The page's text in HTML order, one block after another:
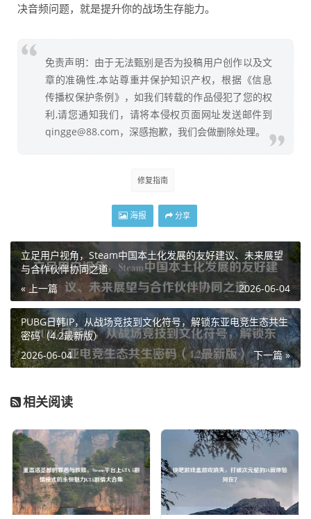
决音频问题，就是提升你的战场生存能力。
免责声明：由于无法甄别是否为投稿用户创作以及文
章的准确性,本站尊重并保护知识产权，根据《信息
传播权保护条例》，如我们转载的作品侵犯了您的权
利,请您通知我们，请将本侵权页面网址发送邮件到
qingge@88.com，深感抱歉，我们会做删除处理。
修复指南
海报 分享
立足用户视角，Steam中国本土化发展的友好建议、未来展望
与合作伙伴协同之道
« 上一篇
2026-06-04
PUBG日韩IP，从战场竞技到文化符号，解锁东亚电竞生态共生
密码（4.2最新版）
下一篇 »
2026-06-04
相关阅读